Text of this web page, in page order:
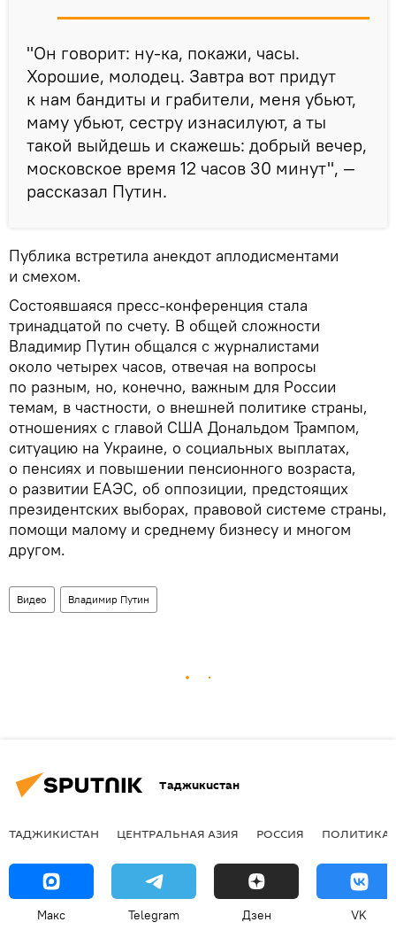
"Он говорит: ну-ка, покажи, часы.
Хорошие, молодец. Завтра вот придут
к нам бандиты и грабители, меня убьют,
маму убьют, сестру изнасилуют, а ты
такой выйдешь и скажешь: добрый вечер,
московское время 12 часов 30 минут", —
рассказал Путин.
Публика встретила анекдот аплодисментами
и смехом.
Состоявшаяся пресс-конференция стала
тринадцатой по счету. В общей сложности
Владимир Путин общался с журналистами
около четырех часов, отвечая на вопросы
по разным, но, конечно, важным для России
темам, в частности, о внешней политике страны,
отношениях с главой США Дональдом Трампом,
ситуацию на Украине, о социальных выплатах,
о пенсиях и повышении пенсионного возраста,
о развитии ЕАЭС, об оппозиции, предстоящих
президентских выборах, правовой системе страны,
помощи малому и среднему бизнесу и многом
другом.
Видео Владимир Путин
Таджикистан
ТАДЖИКИСТАН ЦЕНТРАЛЬНАЯ АЗИЯ РОССИЯ ПОЛИТИКА
Макс Telegram Дзен VK